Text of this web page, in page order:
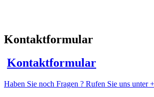
Kontaktformular
Kontaktformular
Haben Sie noch Fragen ? Rufen Sie uns